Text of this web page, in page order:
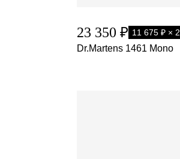
23 350 ₽ 11 675 ₽ × 2
Dr.Martens 1461 Mono